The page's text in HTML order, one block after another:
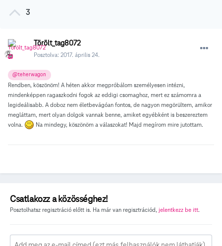
3
Törölt_tag8072
Posztolva: 2017. április 24.
@teherwagon
Rendben, köszönöm! A héten akkor megpróbálom személyesen intézni,
mindenképpen ragaszkodni fogok az eddigi csomaghoz, mert ez számomra a
legideálisabb. A doboz nem életbevágóan fontos, de nagyon megörültem, amikor
megláttam, mert olyan dolgok vannak benne, amiket egyébként is beszereztem
volna.
Na mindegy, köszönöm a válaszokat! Majd megírom mire jutottam.
Csatlakozz a közösséghez!
Posztolhatsz regisztráció előtt is. Ha már van regisztrációd, jelentkezz be itt.